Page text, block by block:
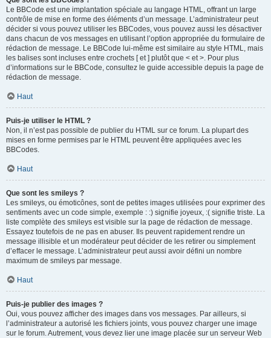
Le BBCode est une implantation spéciale au langage HTML, offrant un large
contrôle de mise en forme des éléments d’un message. L’administrateur peut
décider si vous pouvez utiliser les BBCodes, vous pouvez aussi les désactiver
dans chacun de vos messages en utilisant l’option appropriée du formulaire de
rédaction de message. Le BBCode lui-même est similaire au style HTML, mais
les balises sont incluses entre crochets [ et ] plutôt que < et >. Pour plus
d’informations sur le BBCode, consultez le guide accessible depuis la page de
rédaction de message.
Haut
Puis-je utiliser le HTML ?
Non, il n’est pas possible de publier du HTML sur ce forum. La plupart des
mises en forme permises par le HTML peuvent être appliquées avec les
BBCodes.
Haut
Que sont les smileys ?
Les smileys, ou émoticônes, sont de petites images utilisées pour exprimer des
sentiments avec un code simple, exemple : :) signifie joyeux, :( signifie triste. La
liste complète des smileys est visible sur la page de rédaction de message.
Essayez toutefois de ne pas en abuser. Ils peuvent rapidement rendre un
message illisible et un modérateur peut décider de les retirer ou simplement
d’effacer le message. L’administrateur peut aussi avoir défini un nombre
maximum de smileys par message.
Haut
Puis-je publier des images ?
Oui, vous pouvez afficher des images dans vos messages. Par ailleurs, si
l’administrateur a autorisé les fichiers joints, vous pouvez charger une image
sur le forum. Autrement, vous devez lier une image placée sur un serveur Web